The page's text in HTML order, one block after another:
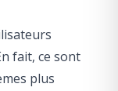
fait, ce sont
plus